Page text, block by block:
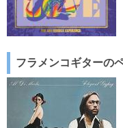
フラメンコギターの